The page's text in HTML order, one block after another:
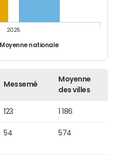
Moyenne nationale
2025
Messemé
Moyenne
des villes
123 1 186
54 574